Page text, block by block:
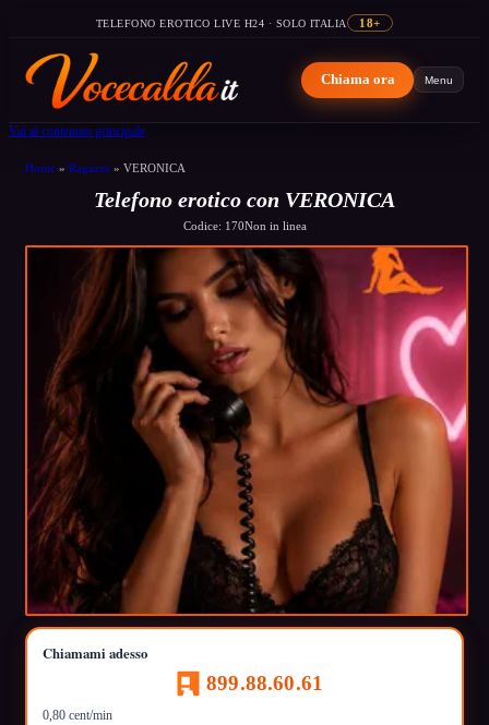
TELEFONO EROTICO LIVE H24 · SOLO ITALIA 18+
Chiama ora Menu
Vai al contenuto principale
Home » Ragazze » VERONICA
Telefono erotico con VERONICA
Codice: 170Non in linea
Chiamami adesso
899.88.60.61
0,80 cent/min